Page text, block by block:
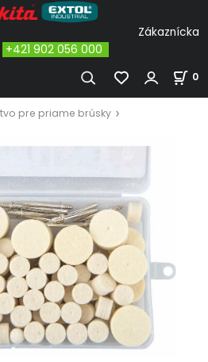
+421 902 056 000
0
pre priame brúsky